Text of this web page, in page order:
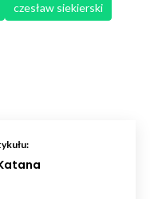
czesław siekierski